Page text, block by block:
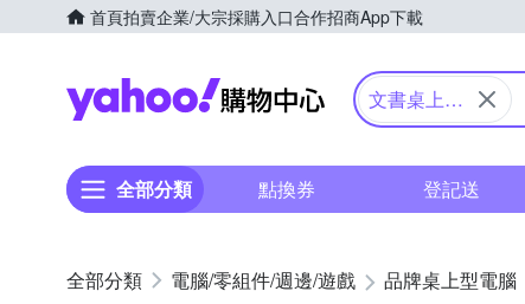
首頁拍賣企業/大宗採購入口合作招商App下載
Yahoo購物中心
文書桌上型
全部分類 點換券 登記送
電腦/零組件/週邊/遊戲 品牌桌上型電腦